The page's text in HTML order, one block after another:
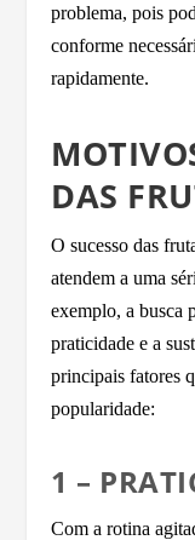
problema, pois
conforme
rapidamente.
DAS
O sucesso das
atendem a uma
exemplo, a busca
praticidade e a
principais fatores
popularidade:
1 –
Com a rotina